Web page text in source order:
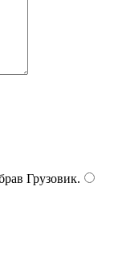
Грузовик.